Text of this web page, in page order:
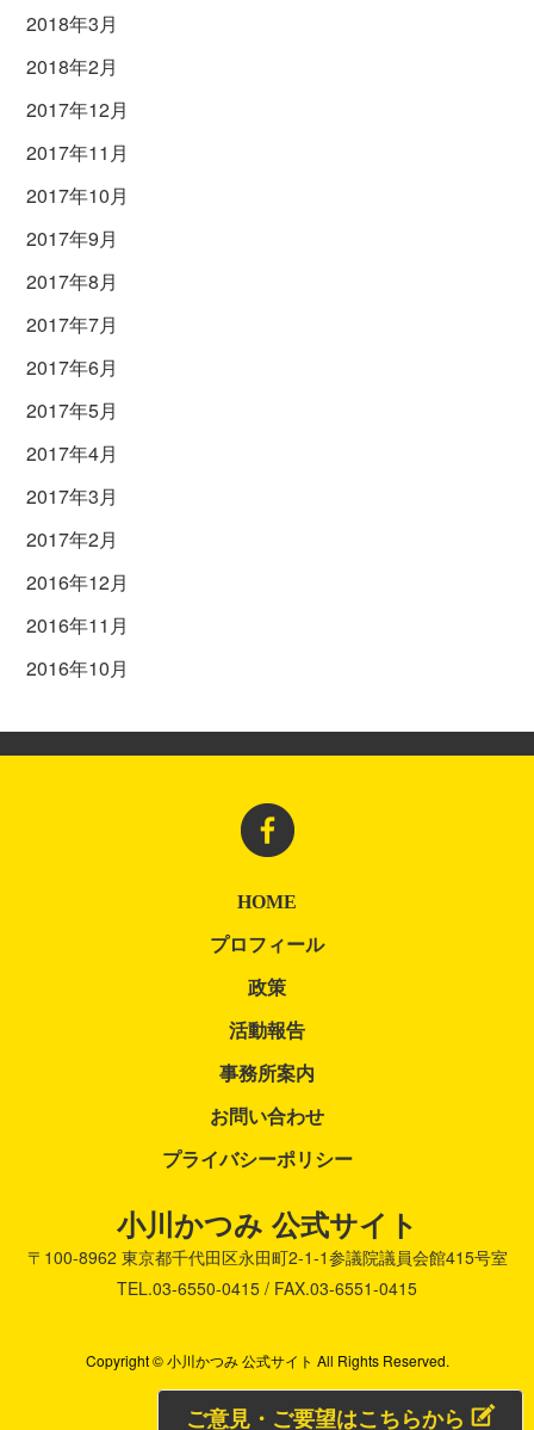
2018年3月
2018年2月
2017年12月
2017年11月
2017年10月
2017年9月
2017年8月
2017年7月
2017年6月
2017年5月
2017年4月
2017年3月
2017年2月
2016年12月
2016年11月
2016年10月
ご意見・ご要望はこちらから
HOME
プロフィール
政策
活動報告
事務所案内
お問い合わせ
プライバシーポリシー
小川かつみ 公式サイト
〒100-8962 東京都千代田区永田町2-1-1参議院議員会館415号室
TEL.03-6550-0415 / FAX.03-6551-0415
Copyright © 小川かつみ 公式サイト All Rights Reserved.